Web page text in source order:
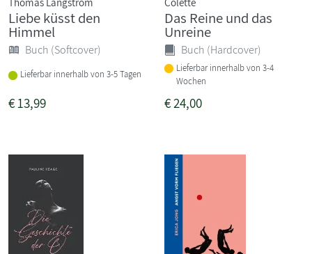
Liebe küsst den
Himmel
Buch (Softcover)
Lieferbar innerhalb von 3-5 Tagen
€13,99
Das Reine und das
Unreine
Buch (Hardcover)
Lieferbar innerhalb von 3-4
Wochen
€24,00